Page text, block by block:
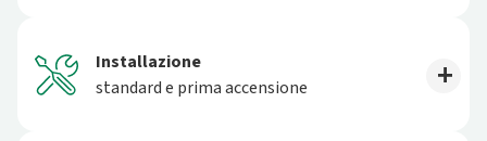
Installazione
standard e prima accensione